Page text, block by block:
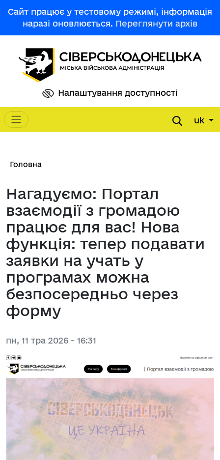
Сайт працює у тестовому режимі, інформація
наразі оновлюється. Переглянути архів
Налаштування доступності
Main navigation uk
Рядок навіґації
Головна
Нагадуємо: Портал
взаємодії з громадою
працює для вас! Нова
функція: тепер подавати
заявки на учать у
програмах можна
безпосередньо через
форму
пн, 11 тра 2026 - 16:31